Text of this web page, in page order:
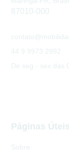
Páginas Úteis
Sobre
87010-000
44 9 9973 2992
De seg - sex das